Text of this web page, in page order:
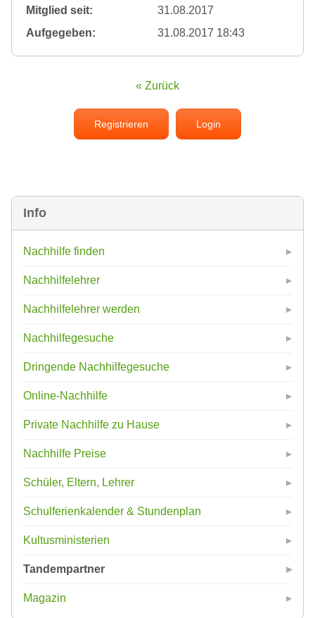
Info
Nachhilfe finden
Nachhilfelehrer
Nachhilfelehrer werden
Nachhilfegesuche
Dringende Nachhilfegesuche
Online-Nachhilfe
Private Nachhilfe zu Hause
Nachhilfe Preise
Schüler, Eltern, Lehrer
Schulferienkalender & Stundenplan
Kultusministerien
Tandempartner
Magazin
Mitglied seit:
31.08.2017
Aufgegeben:
31.08.2017 18:43
« Zurück
Registrieren Login